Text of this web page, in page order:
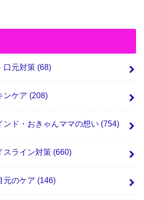
口元対策 (68)
ンケア (208)
ンド・おきゃんママの想い (754)
スライン対策 (660)
元のケア (146)